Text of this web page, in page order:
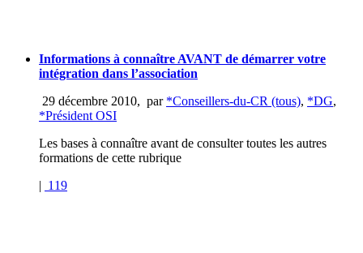
Informations à connaître AVANT de démarrer votre
intégration dans l’association
29 décembre 2010, par *Conseillers-du-CR (tous), *DG,
*Président OSI
Les bases à connaître avant de consulter toutes les autres
formations de cette rubrique
| 119